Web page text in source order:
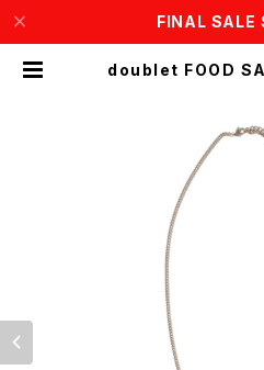
FINAL SALE
doublet FOOD SAMPLE CHAIN